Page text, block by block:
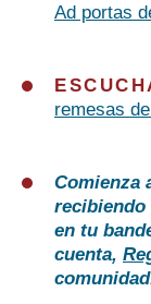
Ad portas
remesas
Comienza
recibiendo
en tu
cuenta,